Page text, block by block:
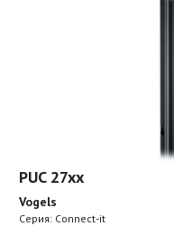
PUC 27xx
Vogels
Серия: Connect-it